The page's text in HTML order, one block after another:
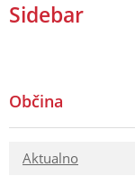
Sidebar
Občina
Aktualno